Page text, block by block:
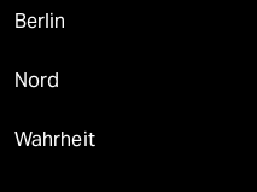
Berlin
Nord
Wahrheit